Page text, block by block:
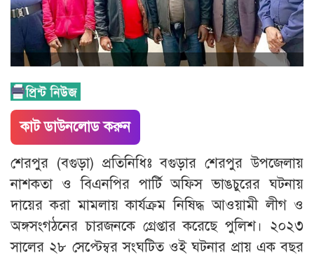
কাট ডাউনলোড করুন
শেরপুর (বগুড়া) প্রতিনিধিঃ বগুড়ার শেরপুর উপজেলায়
নাশকতা ও বিএনপির পার্টি অফিস ভাঙচুরের ঘটনায়
দায়ের করা মামলায় কার্যক্রম নিষিদ্ধ আওয়ামী লীগ ও
অঙ্গসংগঠনের চারজনকে গ্রেপ্তার করেছে পুলিশ। ২০২৩
সালের ২৮ সেপ্টেম্বর সংঘটিত ওই ঘটনার প্রায় এক বছর